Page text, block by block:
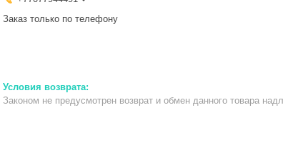
Заказ только по телефону
Законом не предусмотрен возврат и обмен данного товара